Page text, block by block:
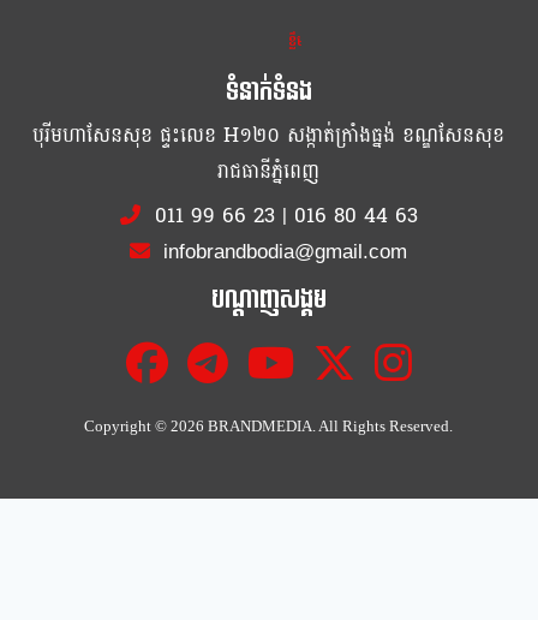
ខ្លឹម ខ្លី រហ័ស
ទំនាក់ទំនង
បុរីមហាសែនសុខ ផ្ទះលេខ H១២០ សង្កាត់ក្រាំងធ្នង់ ខណ្ឌសែនសុខ
រាជធានីភ្នំពេញ
011 99 66 23| 016 80 44 63
infobrandbodia@gmail.com
បណ្ដាញសង្គម
Copyright ©2026 BRANDMEDIA. All Rights Reserved.